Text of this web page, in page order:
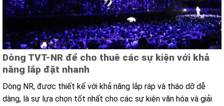
Dòng TVT-NR để cho thuê các sự kiện với khả
năng lắp đặt nhanh
Dòng NR, được thiết kế với khả năng lắp ráp và tháo dỡ dễ
dàng, là sự lựa chọn tốt nhất cho các sự kiện văn hóa và giải